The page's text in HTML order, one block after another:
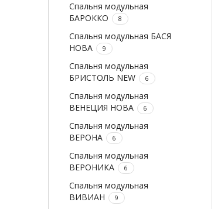
Спальня модульная
БАРОККО
8
Спальня модульная БАСЯ
НОВА
9
Спальня модульная
БРИСТОЛЬ NEW
6
Спальня модульная
ВЕНЕЦИЯ НОВА
6
Спальня модульная
ВЕРОНА
6
Спальня модульная
ВЕРОНИКА
6
Спальня модульная
ВИВИАН
9